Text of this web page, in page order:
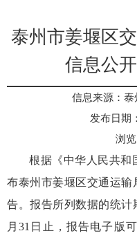
泰州市姜堰区
信息公
信息来源：
发布日期
浏览
根据《中华人民共和
布泰州市姜堰区交通运输
告。报告所列数据的统计
月31日止，报告电子版